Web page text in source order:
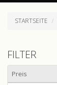
STARTSEITE
FILTER
Preis